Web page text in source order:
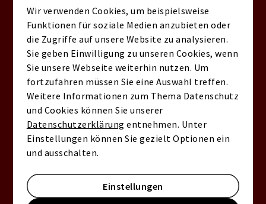
stilvollen Altbauten und modernen Sanierungen
Ruhige Straßen und grüne Rückzugsorte wie der
Johannisfriedhof
Gute Infrastruktur mit Cafés, Restaurants,
Einkaufsmöglichkeiten und exzellenter ÖPNV-
Anbindung
Beliebte Umgebung: St.Johannisfriedhof,
Hesperidengärten, Hallerwiese, Pegnitzauen,
Johannisstraße
Persönlich beraten lassen
Wir verwenden Cookies, um beispielsweise
Funktionen für soziale Medien anzubieten oder
die Zugriffe auf unsere Website zu analysieren.
Sie geben Einwilligung zu unseren Cookies, wenn
Sie unsere Webseite weiterhin nutzen. Um
fortzufahren müssen Sie eine Auswahl treffen.
Weitere Informationen zum Thema Datenschutz
und Cookies können Sie unserer
Datenschutzerklärung entnehmen. Unter
Einstellungen können Sie gezielt Optionen ein
und ausschalten.
Einstellungen